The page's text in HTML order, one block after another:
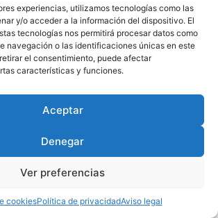
experiencias, utilizamos tecnologías como las
y/o acceder a la información del dispositivo. El
tecnologías nos permitirá procesar datos como
navegación o las identificaciones únicas en este
el consentimiento, puede afectar
características y funciones.
Aceptar
Denegar
Ver preferencias
cookiesPolítica de privacidadAviso legal
del pintor Mathieu Sodore mientras
una serie de diez lienzos de gran
en palos flamencos. También paseo
de espectador recordando
prpouestas sobre las
cine y pintura.
Política
|